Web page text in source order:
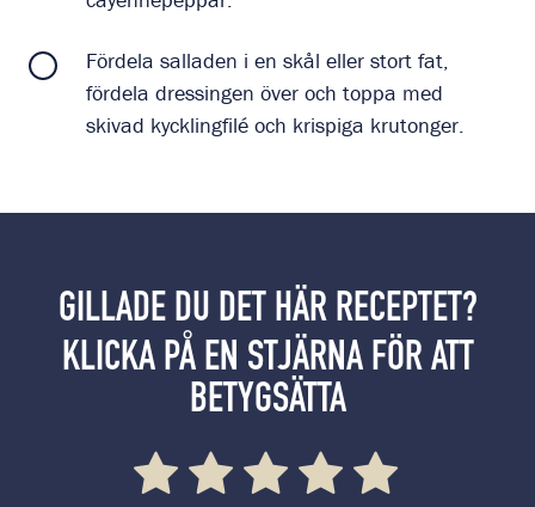
Fördela salladen i en skål eller stort fat,
fördela dressingen över och toppa med
skivad kycklingfilé och krispiga krutonger.
GILLADE DU DET HÄR RECEPTET?
KLICKA PÅ EN STJÄRNA FÖR ATT
BETYGSÄTTA